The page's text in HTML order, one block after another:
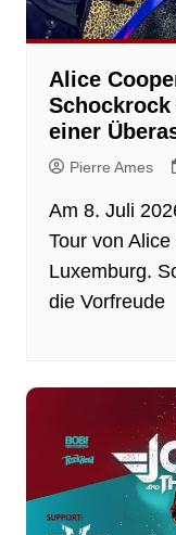
Alice
einer
Pierre Ames
Am 8. Juli
Tour von
Luxemburg.
die Vorfreude